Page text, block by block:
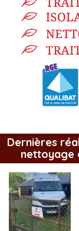
Dernières
nettoyage